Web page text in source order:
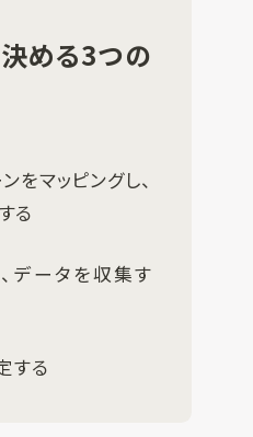
める3つの
をマッピングし、
る
データを収集す
する